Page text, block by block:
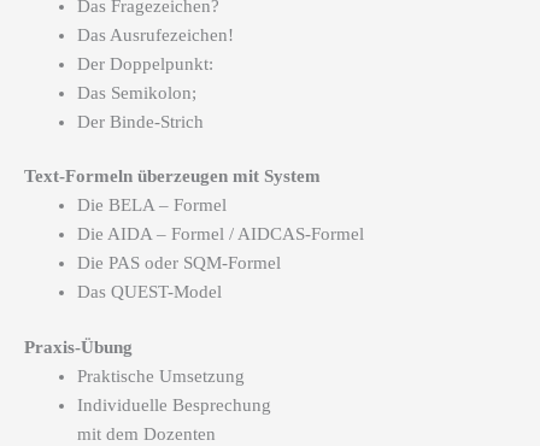
Das Fragezeichen?
Das Ausrufezeichen!
Der Doppelpunkt:
Das Semikolon;
Der Binde-Strich
Text-Formeln überzeugen mit System
Die BELA – Formel
Die AIDA – Formel / AIDCAS-Formel
Die PAS oder SQM-Formel
Das QUEST-Model
Praxis-Übung
Praktische Umsetzung
Individuelle Besprechung
mit dem Dozenten